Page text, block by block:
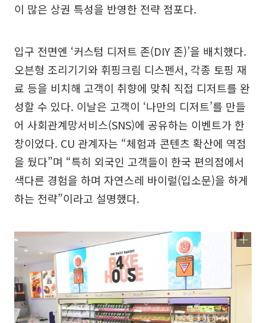
이 많은 상권 특성을 반영한 전략 점포다.
입구 전면엔 ‘커스텀 디저트 존(DIY 존)’을 배치했다.
오븐형 조리기기와 휘핑크림 디스펜서, 각종 토핑 재
료 등을 비치해 고객이 취향에 맞춰 직접 디저트를 완
성할 수 있다. 이날은 고객이 ‘나만의 디저트’를 만들
어 사회관계망서비스(SNS)에 공유하는 이벤트가 한
창이었다. CU 관계자는 “체험과 콘텐츠 확산에 역점
을 뒀다”며 “특히 외국인 고객들이 한국 편의점에서
색다른 경험을 하며 자연스레 바이럴(입소문)을 하게
하는 전략”이라고 설명했다.